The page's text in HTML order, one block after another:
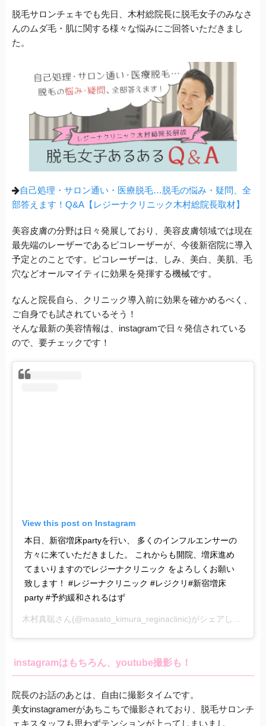
脱毛サロンチェキでも先日、木村総院長に脱毛女子のみなさ
んのムダ毛・肌に関する様々な悩みにご回答いただきまし
た。
自己処理・サロン通い・医療脱毛…脱毛の悩み・疑問、全
部答えます！Q&A【レジーナクリニック木村総院長取材】
美容皮膚の分野は日々発展しており、美容皮膚領域では現在
最先端のレーザーであるピコレーザーが、今後新宿院に導入
予定とのことです。ピコレーザーは、しみ、美白、美肌、毛
穴などオールマイティに効果を発揮する機械です。
なんと院長自ら、クリニック導入前に効果を確かめるべく、
ご自身でも試されているそう！
そんな最新の美容情報は、instagramで日々発信されている
ので、要チェックです！
View this post on Instagram
本日、新宿増床partyを行い、 多くのインフルエンサーの
方々に来ていただきました。 これからも開院、増床進め
てまいりますのでレジーナクリニック をよろしくお願い
致します！ #レジーナクリニック #レジクリ#新宿増床
party #予約緩和されるはず
木村真聡さん(@masato_kimura_reginaclinic)がシェアした投稿 -
instagramはもちろん、youtube撮影も！
院長のお話のあとは、自由に撮影タイムです。
美女instagramerがあちこちで撮影されており、脱毛サロンチ
ェキスタッフも思わずテンションが上ってしまいまし